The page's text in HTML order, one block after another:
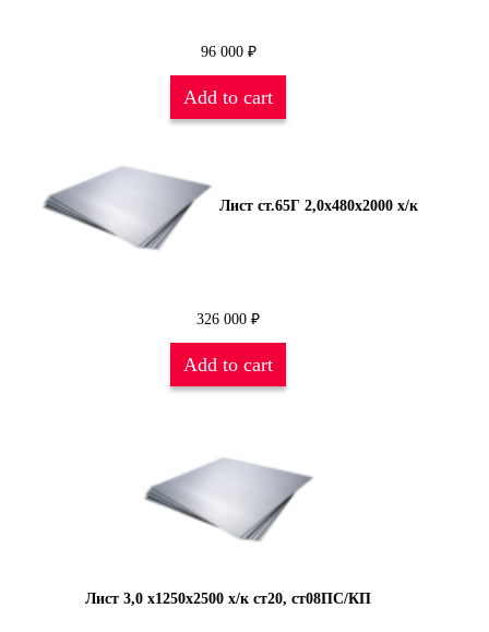
96 000 ₽
Add to cart
Лист ст.65Г 2,0х480х2000 х/к
326 000 ₽
Add to cart
Лист 3,0 х1250х2500 х/к ст20, ст08ПС/КП